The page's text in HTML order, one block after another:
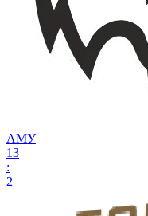
АМУ
13
:
2